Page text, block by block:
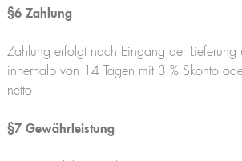
§6 Zahlung
Zahlung erfolgt nach Eingang der Lieferung
innerhalb von 14 Tagen mit 3 % Skonto
netto.
§7 Gewährleistung